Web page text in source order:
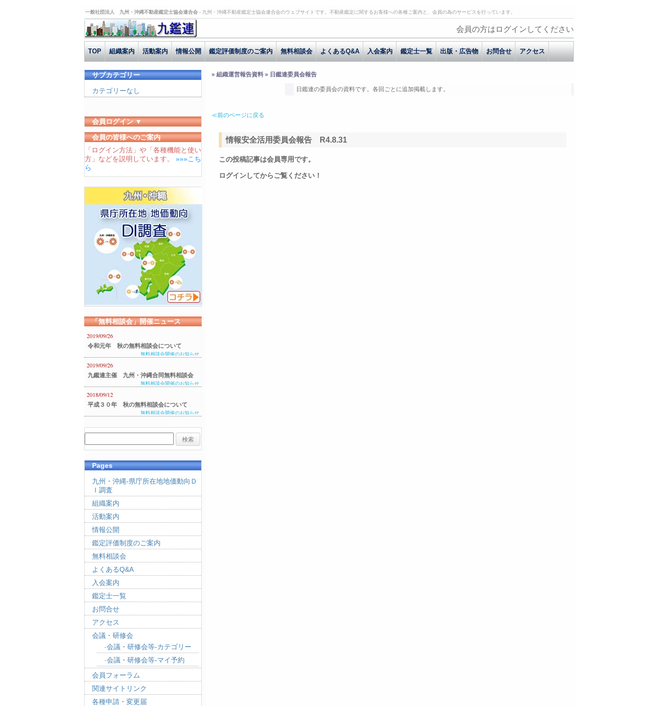
一般社団法人 九州・沖縄不動産鑑定士協会連合会 - 九州・沖縄不動産鑑定士協会連合会のウェブサイトです。不動産鑑定に関するお客様への各種ご案内と、会員の為のサービスを行っています。
会員の方はログインしてください
TOP 組織案内 活動案内 情報公開 鑑定評価制度のご案内 無料相談会 よくあるQ&A 入会案内 鑑定士一覧 出版・広告物 お問合せ アクセス
» 組織運営報告資料 » 日鑑連委員会報告
日鑑連の委員会の資料です。各回ごとに追加掲載します。
≪前のページに戻る
情報安全活用委員会報告 R4.8.31
この投稿記事は会員専用です。
ログインしてからご覧ください！
サブカテゴリー
カテゴリーなし
会員ログイン ▼
ユーザーID
パスワード
会員の皆様へのご案内
「ログイン方法」や「各種機能と使い
方」などを説明しています。 »»»こち
ら
「無料相談会」開催ニュース
2019/09/26
令和元年 秋の無料相談会について
無料相談会開催のお知らせ
2019/09/26
九鑑連主催 九州・沖縄合同無料相談会
のご案内
無料相談会開催のお知らせ
2018/09/12
平成３０年 秋の無料相談会について
無料相談会開催のお知らせ
Pages
九州・沖縄-県庁所在地地価動向Ｄ
Ｉ調査
組織案内
活動案内
情報公開
鑑定評価制度のご案内
無料相談会
よくあるQ&A
入会案内
鑑定士一覧
お問合せ
アクセス
会議・研修会
会議・研修会等-カテゴリー
会議・研修会等-マイ予約
会員フォーラム
関連サイトリンク
各種申請・変更届